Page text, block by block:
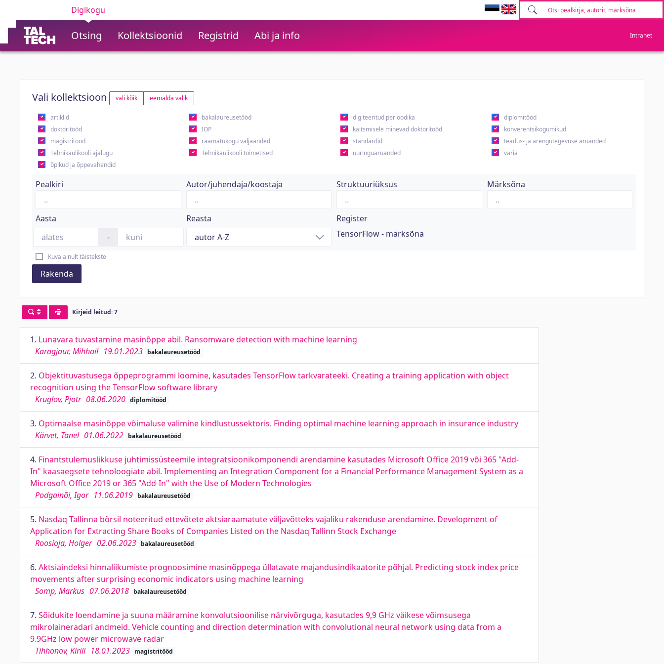
Digikogu
Otsing Kollektsioonid Registrid Abi ja info Intranet
Vali kollektsioon vali kõik eemalda valik
artiklid bakalaureusetööd digiteeritud perioodika
diplomitööd
doktoritööd
IOP kaitsmisele minevad doktoritööd
konverentsikogumikud
magistritööd
raamatukogu väljaanded standardid
teadus- ja arengutegevuse aruanded
Tehnikaülikooli ajalugu
Tehnikaülikooli toimetised uuringuaruanded
varia
õpikud ja õppevahendid
Pealkiri Autor/juhendaja/koostaja Struktuuriüksus Märksõna
Aasta
-
Reasta
Register
TensorFlow - märksõna
Kuva ainult täistekste
Rakenda
Kirjeid leitud: 7
1. Lunavara tuvastamine masinõppe abil. Ransomware detection with machine learning
Karagjaur, Mihhail 19.01.2023 bakalaureusetööd
2. Objektituvastusega õppeprogrammi loomine, kasutades TensorFlow tarkvarateeki. Creating a training application with object
recognition using the TensorFlow software library
Kruglov, Pjotr 08.06.2020 diplomitööd
3. Optimaalse masinõppe võimaluse valimine kindlustussektoris. Finding optimal machine learning approach in insurance industry
Kärvet, Tanel 01.06.2022 bakalaureusetööd
4. Finantstulemuslikkuse juhtimissüsteemile integratsioonikomponendi arendamine kasutades Microsoft Office 2019 või 365 "Add-
In" kaasaegsete tehnoloogiate abil. Implementing an Integration Component for a Financial Performance Management System as a
Microsoft Office 2019 or 365 "Add-In" with the Use of Modern Technologies
Podgainõi, Igor 11.06.2019 bakalaureusetööd
5. Nasdaq Tallinna börsil noteeritud ettevõtete aktsiaraamatute väljavõtteks vajaliku rakenduse arendamine. Development of
Application for Extracting Share Books of Companies Listed on the Nasdaq Tallinn Stock Exchange
Roosioja, Holger 02.06.2023 bakalaureusetööd
6. Aktsiaindeksi hinnaliikumiste prognoosimine masinõppega üllatavate majandusindikaatorite põhjal. Predicting stock index price
movements after surprising economic indicators using machine learning
Somp, Markus 07.06.2018 bakalaureusetööd
7. Sõidukite loendamine ja suuna määramine konvolutsioonilise närvivõrguga, kasutades 9,9 GHz väikese võimsusega
mikrolaineradari andmeid. Vehicle counting and direction determination with convolutional neural network using data from a
9.9GHz low power microwave radar
Tihhonov, Kirill 18.01.2023 magistritööd